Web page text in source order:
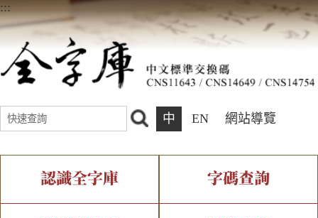
:::
中 EN 網站導覽
認識全字庫 字碼查詢